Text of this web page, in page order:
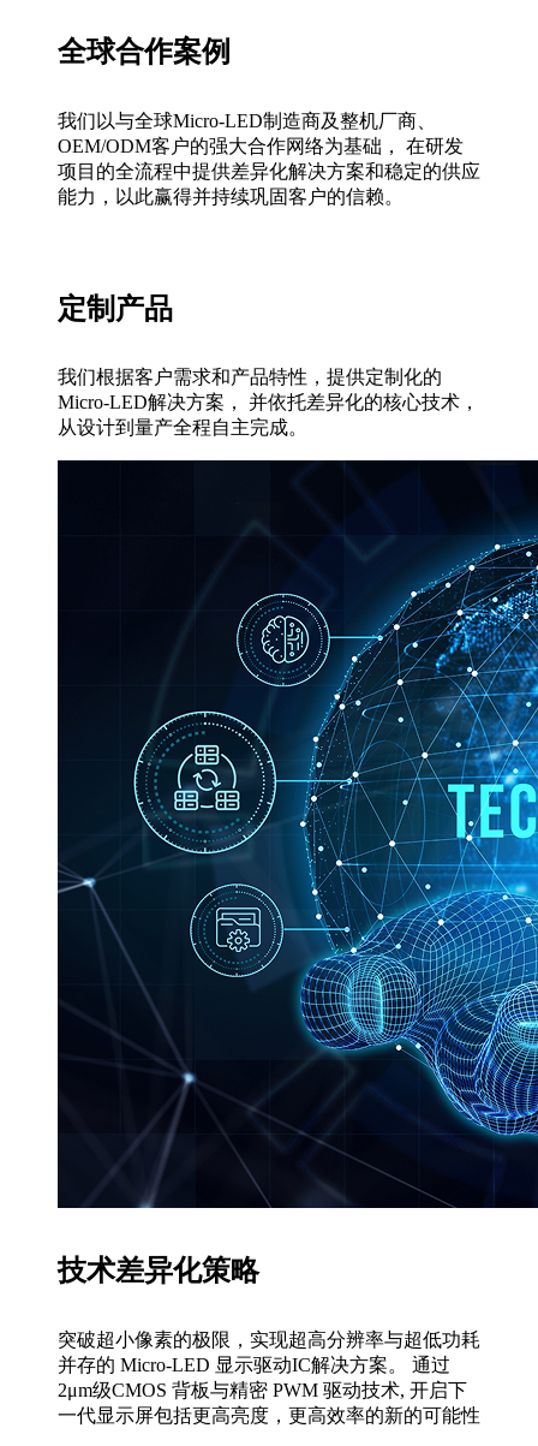
全球合作案例
我们以与全球Micro-LED制造商及整机厂商、
OEM/ODM客户的强大合作网络为基础， 在研发
项目的全流程中提供差异化解决方案和稳定的供应
能力，以此赢得并持续巩固客户的信赖。
定制产品
我们根据客户需求和产品特性，提供定制化的
Micro-LED解决方案， 并依托差异化的核心技术，
从设计到量产全程自主完成。
技术差异化策略
突破超小像素的极限，实现超高分辨率与超低功耗
并存的 Micro-LED 显示驱动IC解决方案。 通过
2μm级CMOS 背板与精密 PWM 驱动技术, 开启下
一代显示屏包括更高亮度，更高效率的新的可能性